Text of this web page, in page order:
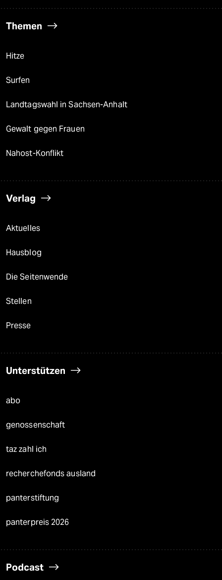
Themen
Hitze
Surfen
Landtagswahl in Sachsen-Anhalt
Gewalt gegen Frauen
Nahost-Konflikt
Verlag
Aktuelles
Hausblog
Die Seitenwende
Stellen
Presse
Unterstützen
abo
genossenschaft
taz zahl ich
recherchefonds ausland
panterstiftung
panterpreis 2026
Podcast